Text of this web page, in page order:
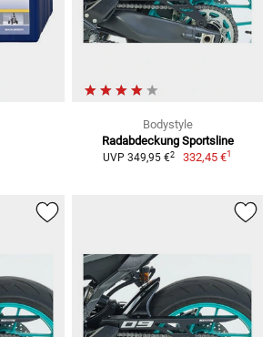
Bodystyle
Radabdeckung Sportsline
UVP 349,95 €2 332,45 €1